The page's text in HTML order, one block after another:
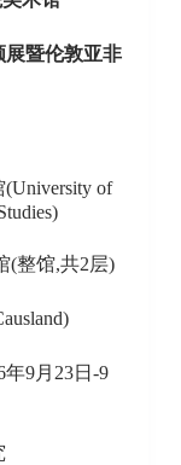
展暨伦敦亚非
of
(整馆,共2层)
9月23日-9